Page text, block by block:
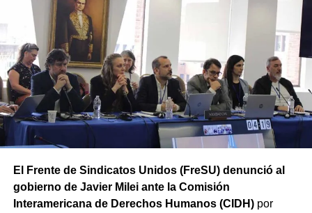
y concentrará a partir de las 12 hs en Av. Rivadavia y
Rodriguez Peña (CABA).Además, las movilizaciones se
replicarán en las principales ciudades de todas las
provincias en el marco de la Jornada Nacional de Lucha
convocada por el sindicato.
El Frente de Sindicatos Unidos (FreSU) denunció al
gobierno de Javier Milei ante la Comisión
Interamericana de Derechos Humanos (CIDH)por